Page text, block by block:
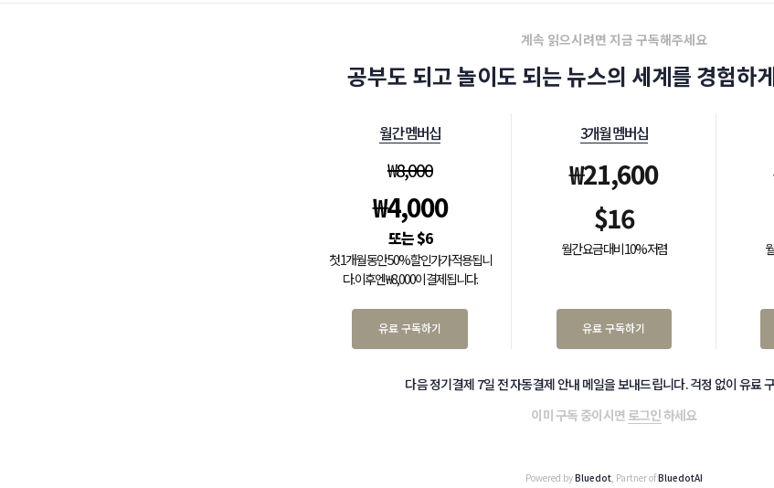
계속 읽으시려면 지금 구독해주세요
공부도 되고 놀이도 되는 뉴스의 세계를 경험하
월간 멤버십
₩8,000
₩4,000
$6
첫 1개월 동안 50% 할인가가 적용됩니
다. 이후엔 ₩8,000이 결제됩니다.
유료 구독하기
3개월 멤버십
₩21,600
$16
월간 요금 대비 10% 저렴
유료 구독하기
다음 정기결제 7일 전 자동결제 안내 메일을 보내드립니다. 걱정 없이 유료
이미 구독 중이시면 로그인하세요
Powered byBluedot , Partner ofBluedotAI